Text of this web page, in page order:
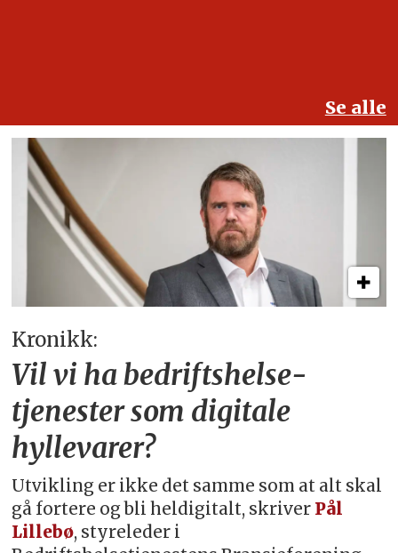
Se alle
Kronikk:
Vil vi ha bedriftshelse­
tjenester som digitale
hyllevarer?
Utvikling er ikke det samme som at alt skal
gå fortere og bli heldigitalt, skriver Pål
Lillebø, styreleder i